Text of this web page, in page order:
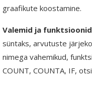
graafikute koostamine.
Valemid ja
süntaks, arvutuste
nimega vahemikud,
COUNT, COUNTA, IF,